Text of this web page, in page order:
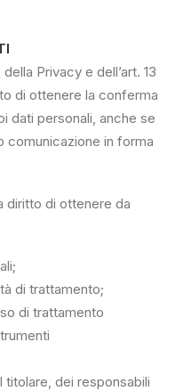
Privacy e dell’art. 13
di ottenere la conferma
dati personali, anche se
comunicazione in forma
diritto di ottenere da
di trattamento;
di trattamento
dei responsabili